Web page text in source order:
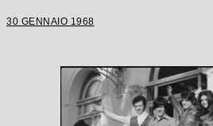
30 GENNAIO 1968